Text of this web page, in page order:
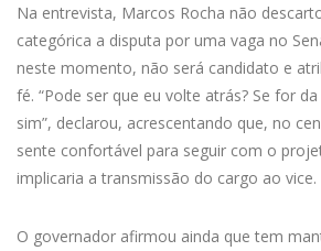
Na entrevista, Marcos Rocha não
categórica a disputa por uma vaga no
neste momento, não será candidato e
fé. “Pode ser que eu volte atrás? Se for
sim”, declarou, acrescentando que, no
sente confortável para seguir com o
implicaria a transmissão do cargo ao vice.
O governador afirmou ainda que tem